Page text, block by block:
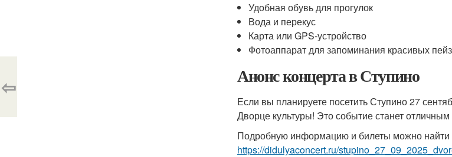
Удобная обувь для прогулок
Вода и перекус
Карта или GPS-устройство
Фотоаппарат для запоминания красивых
Анонс концерта в Ступино
Если вы планируете посетить Ступино 27
Дворце культуры! Это событие станет
Подробную информацию и билеты можно найти
https://didulyaconcert.ru/
⇦